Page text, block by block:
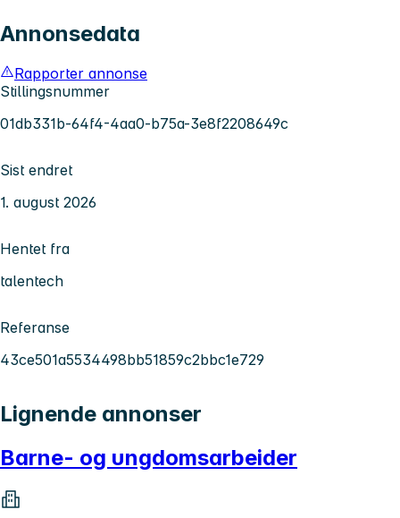
Annonsedata
Rapporter annonse
Stillingsnummer
01db331b-64f4-4aa0-b75a-3e8f2208649c
Sist endret
1. august 2026
Hentet fra
talentech
Referanse
43ce501a5534498bb51859c2bbc1e729
Lignende annonser
Barne- og ungdomsarbeider